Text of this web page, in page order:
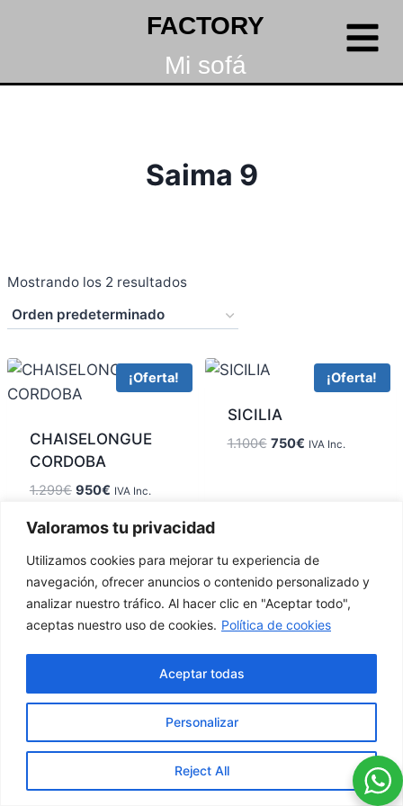
Valoramos tu privacidad
Utilizamos cookies para mejorar tu experiencia de
navegación, ofrecer anuncios o contenido personalizado y
analizar nuestro tráfico. Al hacer clic en "Aceptar todo",
aceptas nuestro uso de cookies. Política de cookies
Personalizar
Reject All
Aceptar todas
FACTORY
Mi sofá
Saima 9
Mostrando los 2 resultados
¡Oferta!
CHAISELONGUE
CORDOBA
1.299€ 950€ IVA Inc.
¡Oferta!
SICILIA
1.100€ 750€ IVA Inc.
factorymisofa@gamil.com
Resolana
20, Utrera
627 789
Política de
Condiciones generales
de compra
Política de